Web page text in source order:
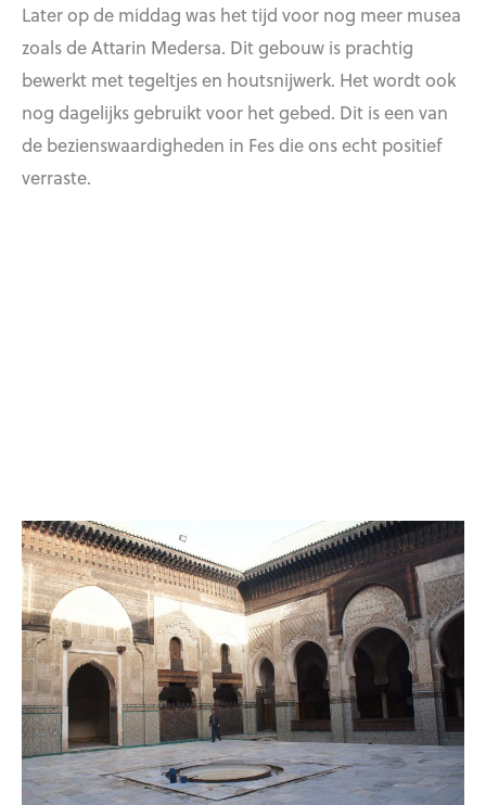
Later op de middag was het tijd voor nog meer musea
zoals de Attarin Medersa. Dit gebouw is prachtig
bewerkt met tegeltjes en houtsnijwerk. Het wordt ook
nog dagelijks gebruikt voor het gebed. Dit is een van
de bezienswaardigheden in Fes die ons echt positief
verraste.